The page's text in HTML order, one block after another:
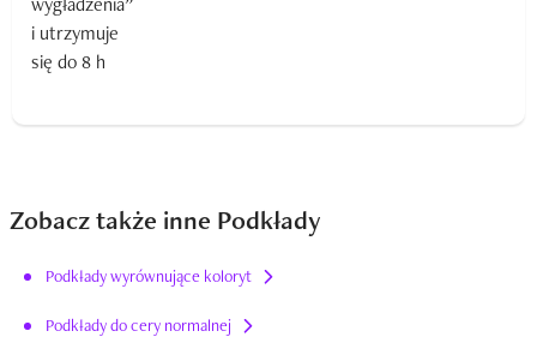
Zobacz także inne Podkłady
Podkłady wyrównujące koloryt
Podkłady do cery normalnej